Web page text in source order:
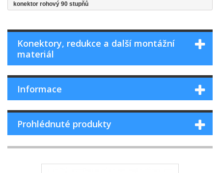
konektor rohový 90 stupňů
Konektory, redukce a další montážní
materiál
Informace
Prohlédnuté produkty